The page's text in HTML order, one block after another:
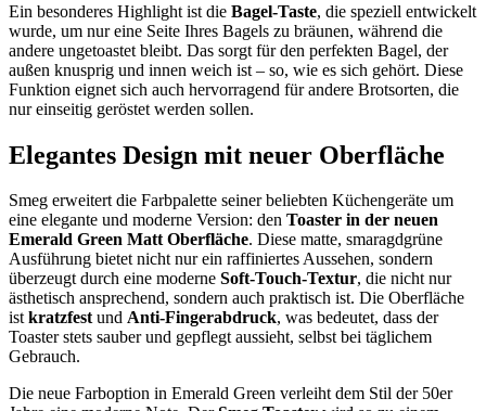
Ein besonderes Highlight ist die Bagel-Taste, die speziell entwickelt
wurde, um nur eine Seite Ihres Bagels zu bräunen, während die
andere ungetoastet bleibt. Das sorgt für den perfekten Bagel, der
außen knusprig und innen weich ist – so, wie es sich gehört. Diese
Funktion eignet sich auch hervorragend für andere Brotsorten, die
nur einseitig geröstet werden sollen.
Elegantes Design mit neuer Oberfläche
Smeg erweitert die Farbpalette seiner beliebten Küchengeräte um
eine elegante und moderne Version: den Toaster in der neuen
Emerald Green Matt Oberfläche. Diese matte, smaragdgrüne
Ausführung bietet nicht nur ein raffiniertes Aussehen, sondern
überzeugt durch eine moderne Soft-Touch-Textur, die nicht nur
ästhetisch ansprechend, sondern auch praktisch ist. Die Oberfläche
istkratzfestund Anti-Fingerabdruck, was bedeutet, dass der
Toaster stets sauber und gepflegt aussieht, selbst bei täglichem
Gebrauch.
Die neue Farboption in Emerald Green verleiht dem Stil der 50er